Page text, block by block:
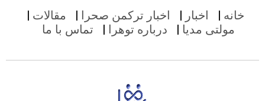
خانه اخبار اخبار ترکمن صحرا
مقالات
مولتی مدیا
درباره توهرا تماس با ما